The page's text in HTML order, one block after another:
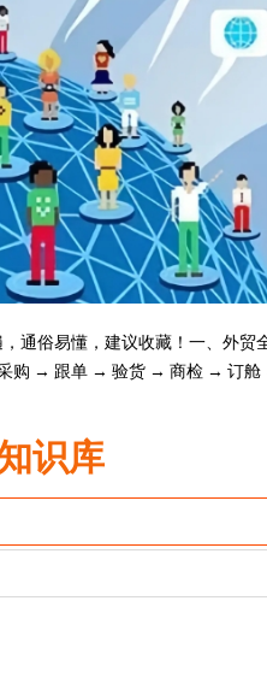
通俗易懂，建议收藏！一、外贸
购 → 跟单 → 验货 → 商检 → 订舱
识库